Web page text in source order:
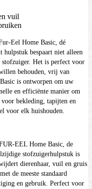
vuil
Eel Home Basic, dé
bespaart niet alleen
Het is perfect voor
behouden, vrij van
is ontworpen om uw
en efficiënte manier om
voor bekleding, tapijten en
voor elk huishouden.
EEL Home Basic, de
stofzuigerhulpstuk is
dierenhaar, vuil en gruis
de meeste standaard
en gebruik. Perfect voor